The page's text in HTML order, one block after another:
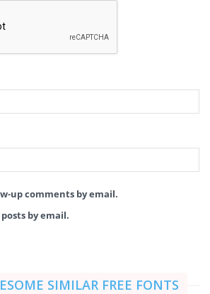
up comments by email.
by email.
SIMILAR FREE FONTS